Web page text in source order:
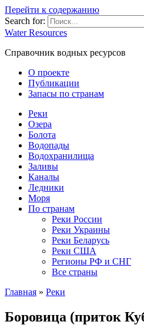
Перейти к содержанию
Search for:
Water Resources
Справочник водных ресурсов
О проекте
Публикации
Запасы по странам
Реки
Озера
Болота
Водопады
Водохранилища
Заливы
Каналы
Ледники
Моря
По странам
Реки России
Реки Украины
Реки Беларусь
Реки США
Регионы РФ и СНГ
Все страны
Главная » Реки
Боровица (приток